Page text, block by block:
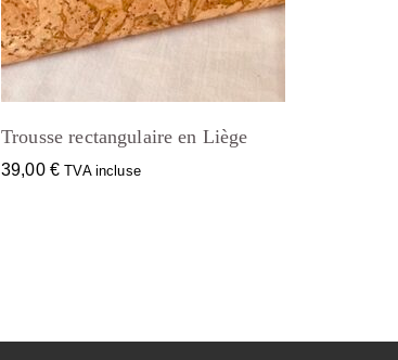
Trousse rectangulaire en Liège
39,00 € TVA incluse